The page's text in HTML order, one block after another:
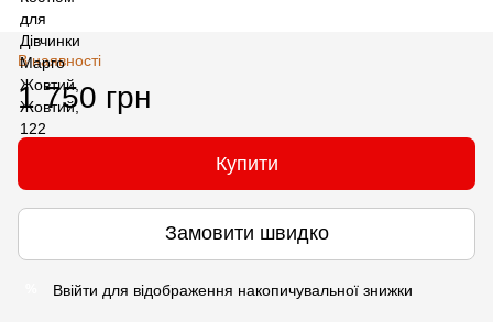
В наявності
1 750 грн
Купити
Замовити швидко
Ввійти для відображення накопичувальної знижки